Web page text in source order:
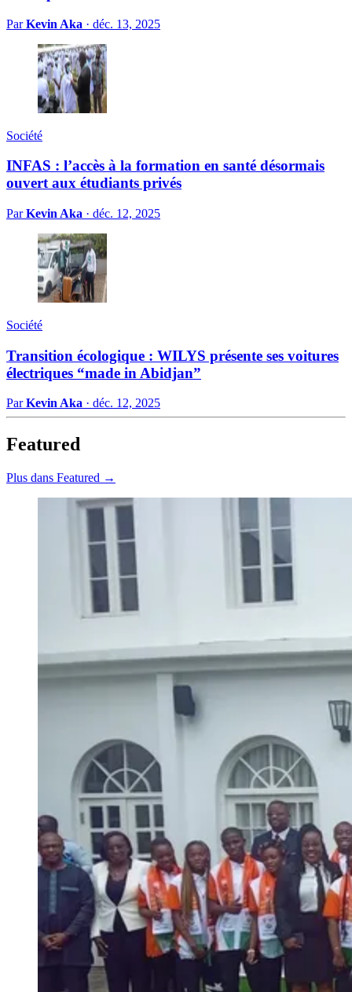
ParKevin Aka · déc. 13, 2025
Société
INFAS : l’accès à la formation en santé désormais
ouvert aux étudiants privés
ParKevin Aka · déc. 12, 2025
Société
Transition écologique : WILYS présente ses voitures
électriques “made in Abidjan”
ParKevin Aka · déc. 12, 2025
Featured
Plus dans Featured →